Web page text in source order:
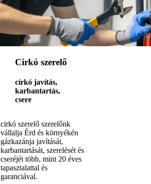
Cirkó szerelő
církó javítás,
karbantartás,
csere
cirkó szerelő szerelőnk
vállalja Érd és környékén
gázkazánja javítását,
karbantartását, szerelését és
cseréjét több, mint 20 éves
tapasztalattal és
garanciával.